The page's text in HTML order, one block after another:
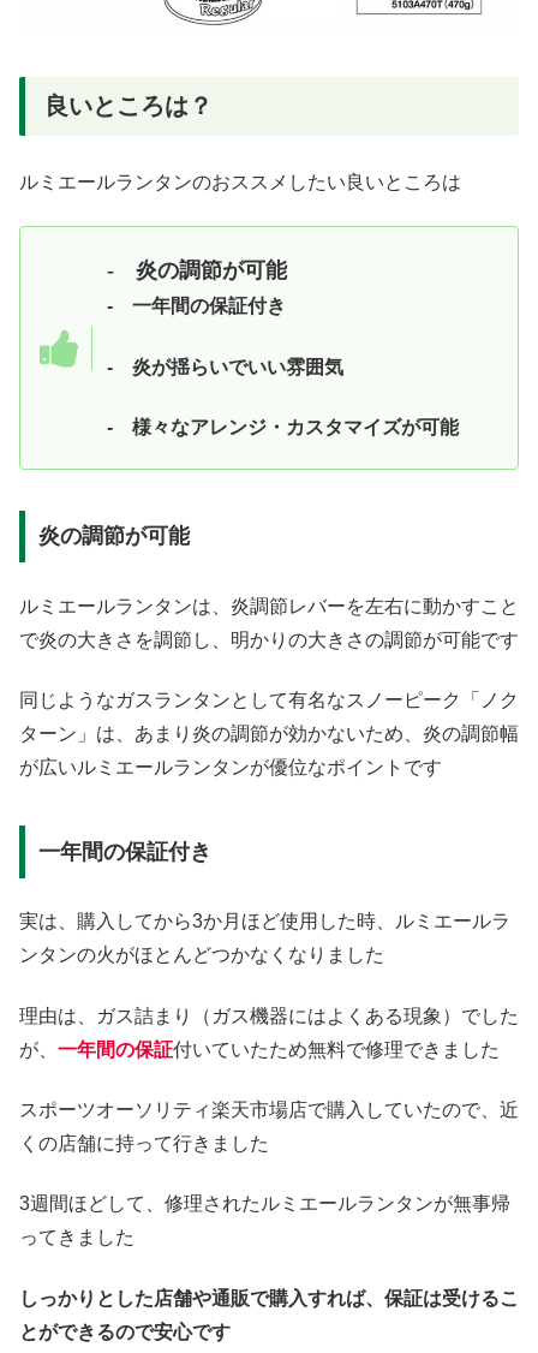
良いところは？
ルミエールランタンのおススメしたい良いところは
- 炎の調節が可能
- 一年間の保証付き
- 炎が揺らいでいい雰囲気
- 様々なアレンジ・カスタマイズが可能
炎の調節が可能
ルミエールランタンは、炎調節レバーを左右に動かすこと
で炎の大きさを調節し、明かりの大きさの調節が可能です
同じようなガスランタンとして有名なスノーピーク「ノク
ターン」は、あまり炎の調節が効かないため、炎の調節幅
が広いルミエールランタンが優位なポイントです
一年間の保証付き
実は、購入してから3か月ほど使用した時、ルミエールラ
ンタンの火がほとんどつかなくなりました
理由は、ガス詰まり（ガス機器にはよくある現象）でした
が、 一年間の保証付いていたため無料で修理できました
スポーツオーソリティ楽天市場店で購入していたので、近
くの店舗に持って行きました
3週間ほどして、修理されたルミエールランタンが無事帰
ってきました
しっかりとした店舗や通販で購入すれば、保証は受けるこ
とができるので安心です